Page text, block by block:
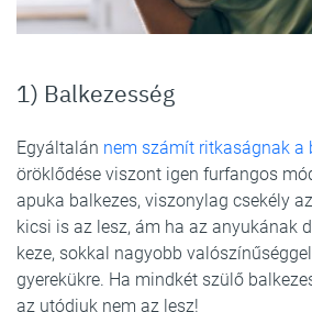
1) Balkezesség
Egyáltalán nem számít ritkaságnak a
öröklődése viszont igen furfangos
apuka balkezes, viszonylag csekély
kicsi is az lesz, ám ha az anyukának
keze, sokkal nagyobb
gyerekükre. Ha mindkét szülő
az utódjuk nem az lesz!